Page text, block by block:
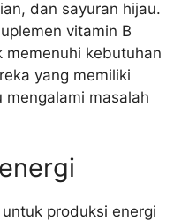
dan sayuran hijau.
vitamin B
memenuhi kebutuhan
yang memiliki
masalah
produksi energi